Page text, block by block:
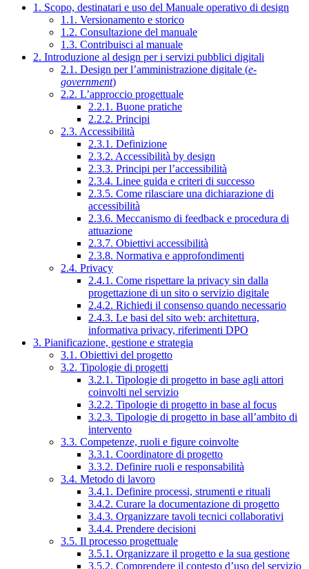
1. Scopo, destinatari e uso del Manuale operativo di design
1.1. Versionamento e storico
1.2. Consultazione del manuale
1.3. Contribuisci al manuale
2. Introduzione al design per i servizi pubblici digitali
2.1. Design per l’amministrazione digitale (e-
government)
2.2. L’approccio progettuale
2.2.1. Buone pratiche
2.2.2. Principi
2.3. Accessibilità
2.3.1. Definizione
2.3.2. Accessibilità by design
2.3.3. Principi per l’accessibilità
2.3.4. Linee guida e criteri di successo
2.3.5. Come rilasciare una dichiarazione di
accessibilità
2.3.6. Meccanismo di feedback e procedura di
attuazione
2.3.7. Obiettivi accessibilità
2.3.8. Normativa e approfondimenti
2.4. Privacy
2.4.1. Come rispettare la privacy sin dalla
progettazione di un sito o servizio digitale
2.4.2. Richiedi il consenso quando necessario
2.4.3. Le basi del sito web: architettura,
informativa privacy, riferimenti DPO
3. Pianificazione, gestione e strategia
3.1. Obiettivi del progetto
3.2. Tipologie di progetti
3.2.1. Tipologie di progetto in base agli attori
coinvolti nel servizio
3.2.2. Tipologie di progetto in base al focus
3.2.3. Tipologie di progetto in base all’ambito di
intervento
3.3. Competenze, ruoli e figure coinvolte
3.3.1. Coordinatore di progetto
3.3.2. Definire ruoli e responsabilità
3.4. Metodo di lavoro
3.4.1. Definire processi, strumenti e rituali
3.4.2. Curare la documentazione di progetto
3.4.3. Organizzare tavoli tecnici collaborativi
3.4.4. Prendere decisioni
3.5. Il processo progettuale
3.5.1. Organizzare il progetto e la sua gestione
3.5.2. Comprendere il contesto d’uso del servizio